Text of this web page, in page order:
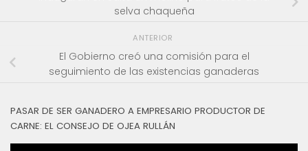
selva chaqueña
ANTERIOR
El Gobierno creó una comisión para el
seguimiento de las existencias ganaderas
PASAR DE SER GANADERO A EMPRESARIO PRODUCTOR DE
CARNE: EL CONSEJO DE OJEA RULLÁN